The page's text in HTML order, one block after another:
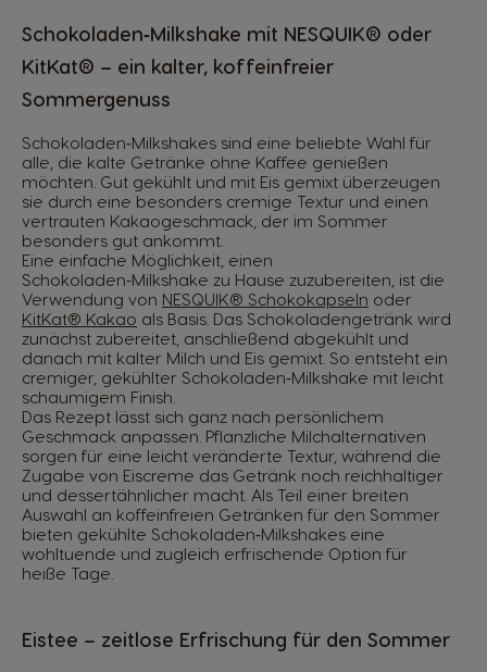
Schokoladen‑Milkshake mit NESQUIK® oder
KitKat® – ein kalter, koffeinfreier
Sommergenuss
Schokoladen‑Milkshakes sind eine beliebte Wahl für
alle, die kalte Getränke ohne Kaffee genießen
möchten. Gut gekühlt und mit Eis gemixt überzeugen
sie durch eine besonders cremige Textur und einen
vertrauten Kakaogeschmack, der im Sommer
besonders gut ankommt.
Eine einfache Möglichkeit, einen
Schokoladen‑Milkshake zu Hause zuzubereiten, ist die
Verwendung von NESQUIK® Schokokapseln oder
KitKat® Kakao als Basis. Das Schokoladengetränk wird
zunächst zubereitet, anschließend abgekühlt und
danach mit kalter Milch und Eis gemixt. So entsteht ein
cremiger, gekühlter Schokoladen‑Milkshake mit leicht
schaumigem Finish.
Das Rezept lässt sich ganz nach persönlichem
Geschmack anpassen. Pflanzliche Milchalternativen
sorgen für eine leicht veränderte Textur, während die
Zugabe von Eiscreme das Getränk noch reichhaltiger
und dessertähnlicher macht. Als Teil einer breiten
Auswahl an koffeinfreien Getränken für den Sommer
bieten gekühlte Schokoladen‑Milkshakes eine
wohltuende und zugleich erfrischende Option für
heiße Tage.
Eistee – zeitlose Erfrischung für den Sommer